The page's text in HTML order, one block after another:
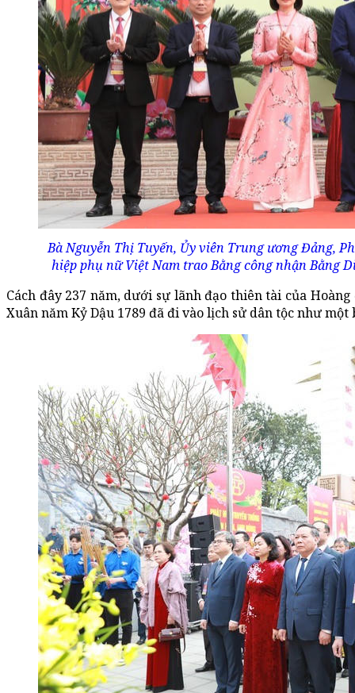
Bà Nguyễn Thị Tuyến, Ủy viên Trung ương Đảng,
hiệp phụ nữ Việt Nam trao Bằng công nhận Bằng
Cách đây 237 năm, dưới sự lãnh đạo thiên tài của
Xuân năm Kỷ Dậu 1789 đã đi vào lịch sử dân tộc như